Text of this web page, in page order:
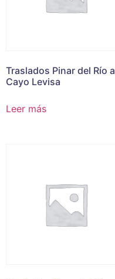
Traslados Pinar del Río a
Cayo Levisa
Leer más